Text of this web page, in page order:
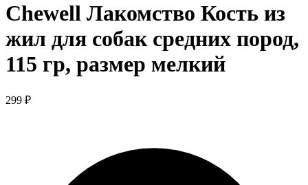
Chewell Лакомство Кость из
жил для собак средних пород,
115 гр, размер мелкий
299 ₽